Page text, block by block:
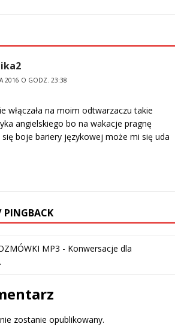
2016 O GODZ. 23:38
włączała na moim odtwarzaczu takie
angielskiego bo na wakacje pragnę
boje bariery językowej może mi się uda
PINGBACK
MP3 - Konwersacje dla
zostanie opublikowany.